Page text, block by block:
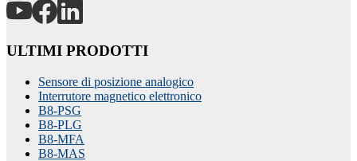
ULTIMI PRODOTTI
Sensore di posizione analogico
Interrutore magnetico elettronico
B8-PSG
B8-PLG
B8-MFA
B8-MAS